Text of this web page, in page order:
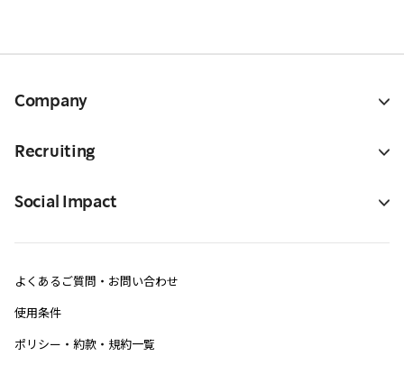
Company
Recruiting
Social Impact
よくあるご質問・お問い合わせ
使用条件
ポリシー・約款・規約一覧